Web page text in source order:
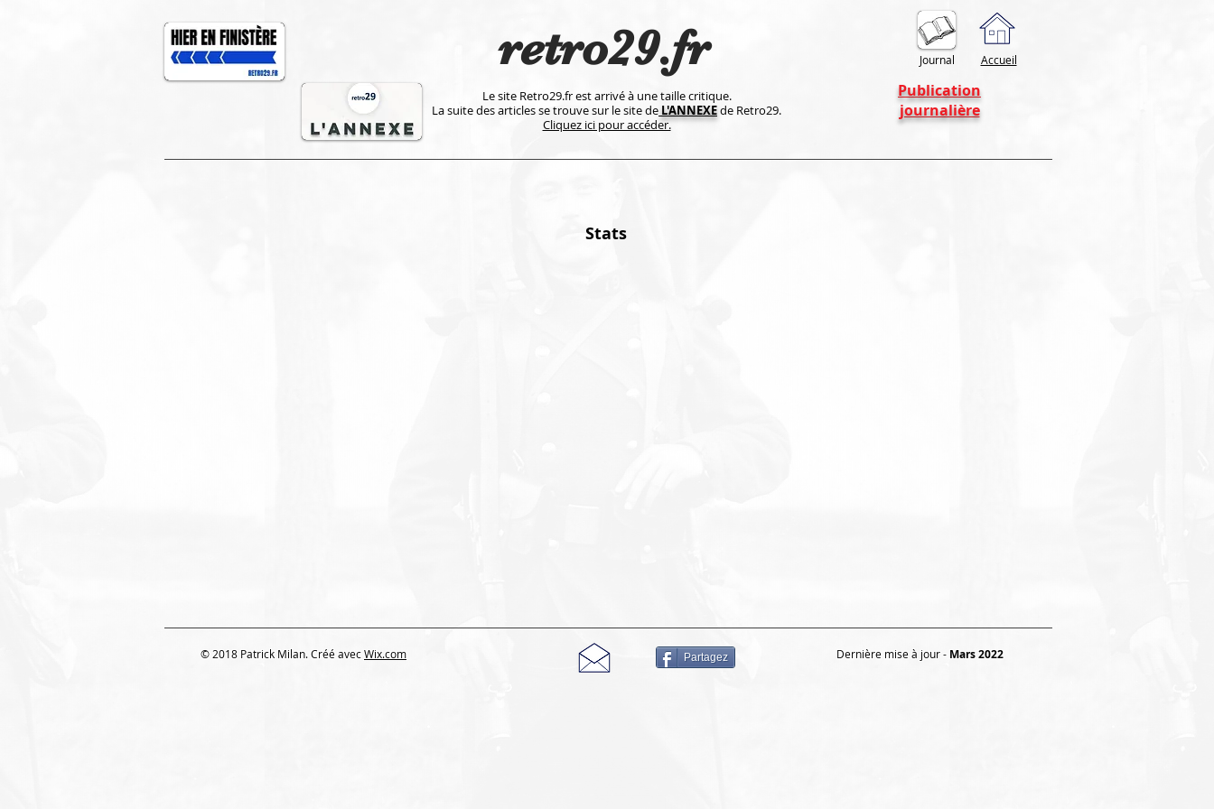
retro29.fr
Le site Retro29.fr est arrivé à une taille critique.
La suite des articles se trouve sur le site deL'ANNEXEde Retro29.
Cliquez ici pour accéder.
Journal Accueil
Publication
journalière
Stats
© 2018 Patrick Milan. Créé avecWix.com Partagez Dernière mise à jour -Mars 2022